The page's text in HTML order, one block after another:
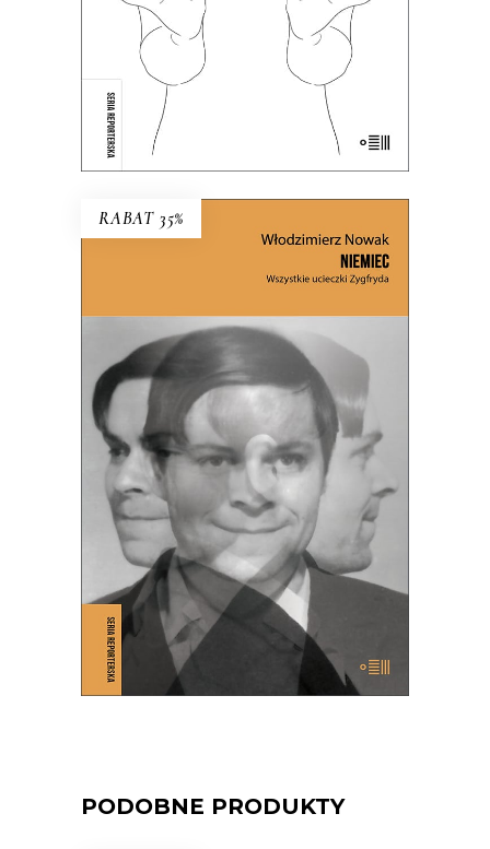
KSIĄŻKA DO KOSZYKA
RABAT 35%
E-BOOK DO KOSZYKA
NIEMIEC. WSZYSTKIE
UCIECZKI ZYGFRYDA
Czy Zygfryd Kapela zdradził Niemcy z
Polską, czy Polskę z Niemcami?
61.00 39.65zł
KSIĄŻKA DO KOSZYKA
PODOBNE PRODUKTY